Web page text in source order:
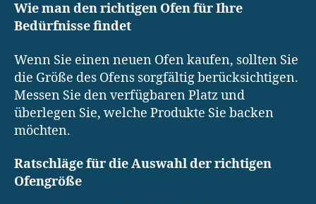
Wie man den richtigen Ofen für Ihre
Bedürfnisse findet
Wenn Sie einen neuen Ofen kaufen, sollten Sie
die Größe des Ofens sorgfältig berücksichtigen.
Messen Sie den verfügbaren Platz und
überlegen Sie, welche Produkte Sie backen
möchten.
Ratschläge für die Auswahl der richtigen
Ofengröße